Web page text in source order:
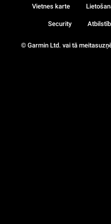
© Garmin Ltd. vai tā
Vietnes karte
Security